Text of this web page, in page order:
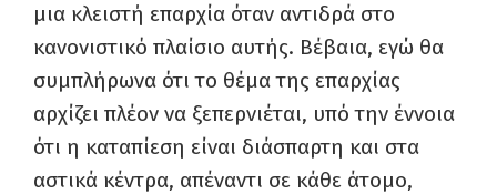
μια κλειστή επαρχία όταν αντιδρά στο
κανονιστικό πλαίσιο αυτής. Βέβαια, εγώ θα
συμπλήρωνα ότι το θέμα της επαρχίας
αρχίζει πλέον να ξεπερνιέται, υπό την έννοια
ότι η καταπίεση είναι διάσπαρτη και στα
αστικά κέντρα, απέναντι σε κάθε άτομο,